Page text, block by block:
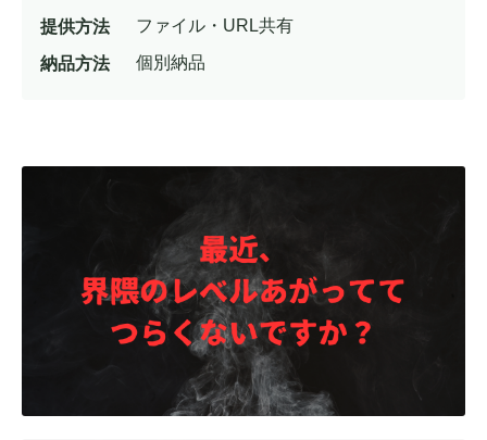
提供方法 ファイル・URL共有
納品方法 個別納品